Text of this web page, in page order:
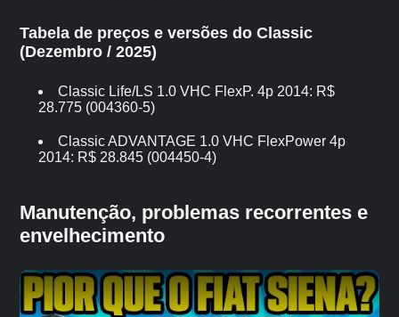
Tabela de preços e versões do Classic
(Dezembro / 2025)
Classic Life/LS 1.0 VHC FlexP. 4p 2014: R$
28.775 (004360-5)
Classic ADVANTAGE 1.0 VHC FlexPower 4p
2014: R$ 28.845 (004450-4)
Manutenção, problemas recorrentes e
envelhecimento